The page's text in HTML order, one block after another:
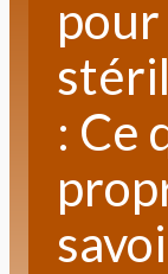
pour
: Ce